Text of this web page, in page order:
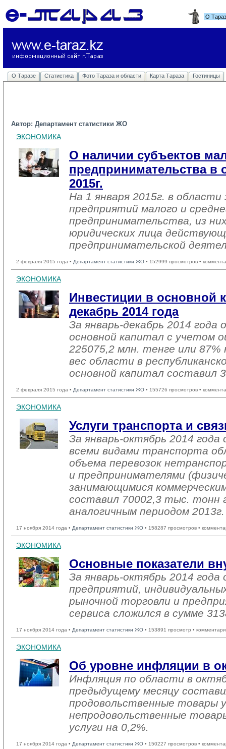
О
О Таразе Статистика Фото Тараза и области Карта Тараза Гостиницы
Автор: Департамент статистики ЖО
ЭКОНОМИКА
О наличии субъектов
предпринимательства в
2015г.
На 1 января 2015г. в
предприятий малого и
предпринимательства, из
юридических лица
предпринимательской
2 февраля 2015 года • Департамент статистики ЖО • 152999 просмотров •
ЭКОНОМИКА
Инвестиции в основной
декабрь 2014 года
За январь-декабрь 2014 года
основной капитал с учетом
225075,2 млн. тенге или 87%
вес области в
основной капитал составил
2 февраля 2015 года • Департамент статистики ЖО • 155726 просмотров •
ЭКОНОМИКА
Услуги транспорта и
За январь-октябрь 2014 года
всеми видами транспорта
объема перевозок
и предпринимателями
занимающимися
составил 70002,3 тыс. тонн
аналогичным периодом
17 ноября 2014 года • Департамент статистики ЖО • 158287 просмотров •
ЭКОНОМИКА
Основные показатели
За январь-октябрь 2014
предприятий,
рыночной торговли и
сервиса сложился в сумме
17 ноября 2014 года • Департамент статистики ЖО • 153891 просмотр •
ЭКОНОМИКА
Об уровне инфляции в
Инфляция по области в
предыдущему месяцу
продовольственные товары
непродовольственные
услуги на 0,2%.
17 ноября 2014 года • Департамент статистики ЖО • 150227 просмотров •